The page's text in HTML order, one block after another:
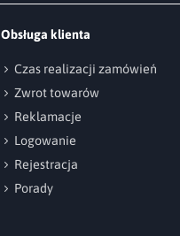
Obsługa klienta
Czas realizacji zamówień
Zwrot towarów
Reklamacje
Logowanie
Rejestracja
Porady